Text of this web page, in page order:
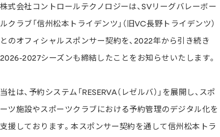
株式会社コントロールテクノロジーは、SVリーグバレーボー
ルクラブ「信州松本トライデンツ」（旧VC長野トライデンツ）
とのオフィシャルスポンサー契約を、2022年から引き続き
2026-2027シーズンも締結したことをお知らせいたします。
当社は、予約システム「RESERVA（レゼルバ）」を展開し、スポ
ーツ施設やスポーツクラブにおける予約管理のデジタル化を
支援しております。本スポンサー契約を通して信州松本トラ